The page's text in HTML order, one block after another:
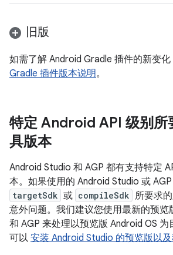
旧版
如需了解 Android Gradle 插件的新变化
Gradle 插件版本说明。
特定 Android API 级别所
具版本
Android Studio 和 AGP 都有支持特定
本。如果使用的 Android Studio 或
targetSdk 或 compileSdk 所要求
意外问题。我们建议您使用最新的预览
和 AGP 来处理以预览版 Android OS
可以 安装 Android Studio 的预览版以